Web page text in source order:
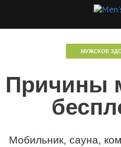
МУЖСКОЕ
Причины
Мобильник, сауна,